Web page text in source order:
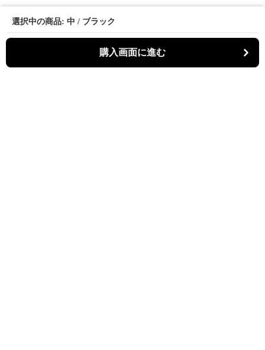
選択中の商品: 中 / ブラック
購入画面に進む